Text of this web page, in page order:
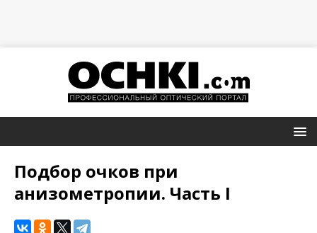
Подбор очков при
анизометропии. Часть I